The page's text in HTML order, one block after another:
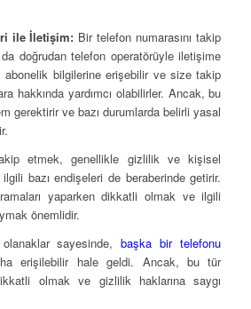
ile İletişim: Bir telefon numarasını takip
doğrudan telefon operatörüyle iletişime
abonelik bilgilerine erişebilir ve size takip
hakkında yardımcı olabilirler. Ancak, bu
gerektirir ve bazı durumlarda belirli yasal
etmek, genellikle gizlilik ve kişisel
bazı endişeleri de beraberinde getirir.
yaparken dikkatli olmak ve ilgili
önemlidir.
olanaklar sayesinde,başka bir telefonu
erişilebilir hale geldi. Ancak, bu tür
olmak ve gizlilik haklarına saygı